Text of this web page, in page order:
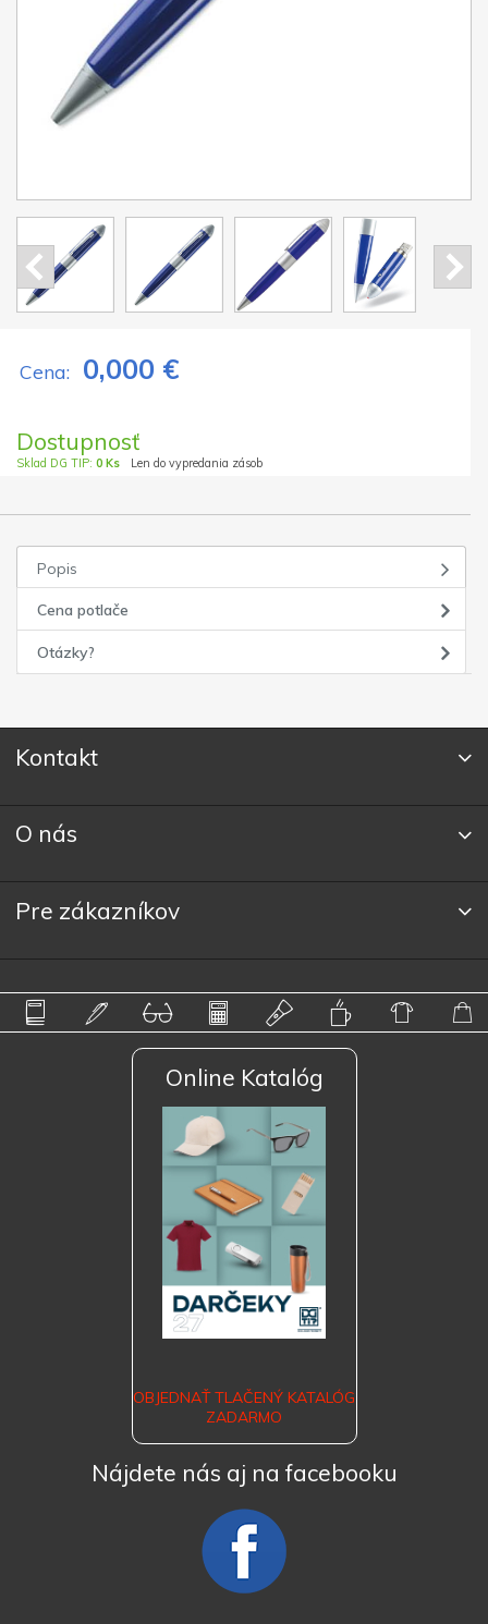
Cena: 0,000 €
Dostupnosť
Sklad DG TIP: 0 Ks Len do vypredania zásob
Popis
Cena potlače
Otázky?
Kontakt
O nás
Pre zákazníkov
Online Katalóg
OBJEDNAŤ TLAČENÝ KATALÓG
ZADARMO
Nájdete nás aj na facebooku